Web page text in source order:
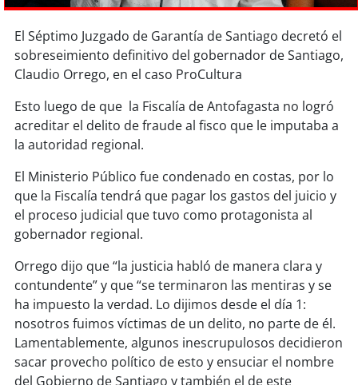
soyarica
soyiquique
soyantofagasta
soycopiapó
soyvalparaíso
soysanantonio
soychillán
soysancarlos
El Séptimo Juzgado de Garantía de Santiago decretó el
sobreseimiento definitivo del gobernador de Santiago,
Claudio Orrego, en el caso ProCultura
Esto luego de que la Fiscalía de Antofagasta no logró
acreditar el delito de fraude al fisco que le imputaba a
la autoridad regional.
El Ministerio Público fue condenado en costas, por lo
que la Fiscalía tendrá que pagar los gastos del juicio y
el proceso judicial que tuvo como protagonista al
gobernador regional.
Orrego dijo que “la justicia habló de manera clara y
contundente” y que “se terminaron las mentiras y se
ha impuesto la verdad. Lo dijimos desde el día 1:
nosotros fuimos víctimas de un delito, no parte de él.
Lamentablemente, algunos inescrupulosos decidieron
sacar provecho político de esto y ensuciar el nombre
del Gobierno de Santiago y también el de este